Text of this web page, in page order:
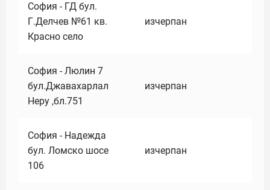
София - ГД бул.
Г.Делчев №61 кв.
Красно село
изчерпан
София - Люлин 7
бул.Джавахарлал
Неру ,бл.751
изчерпан
София - Надежда
бул. Ломско шосе
106
изчерпан